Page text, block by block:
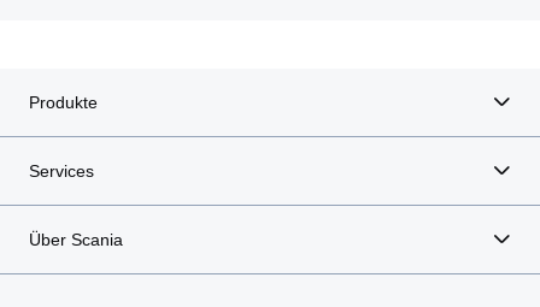
Produkte
Services
Über Scania